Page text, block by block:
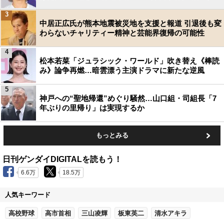
中居正広氏が熊本地震被災地を支援と報道 引退後も変
わらないチャリティー精神と芸能界復帰の可能性
3
松本若菜「ジュラシック・ワールド」吹き替え《棒読
み》論争再燃…暗雲漂う主演ドラマに新たな逆風
4
神戸への“聖地帰還”めぐり騒然…山口組・司組長「7
年ぶりの里帰り」は実現するか
5
もっとみる
日刊ゲンダイDIGITALを読もう！
6.6万 18.5万
人気キーワード
高校野球 高市首相 三山凌輝 板東英二 清水アキラ